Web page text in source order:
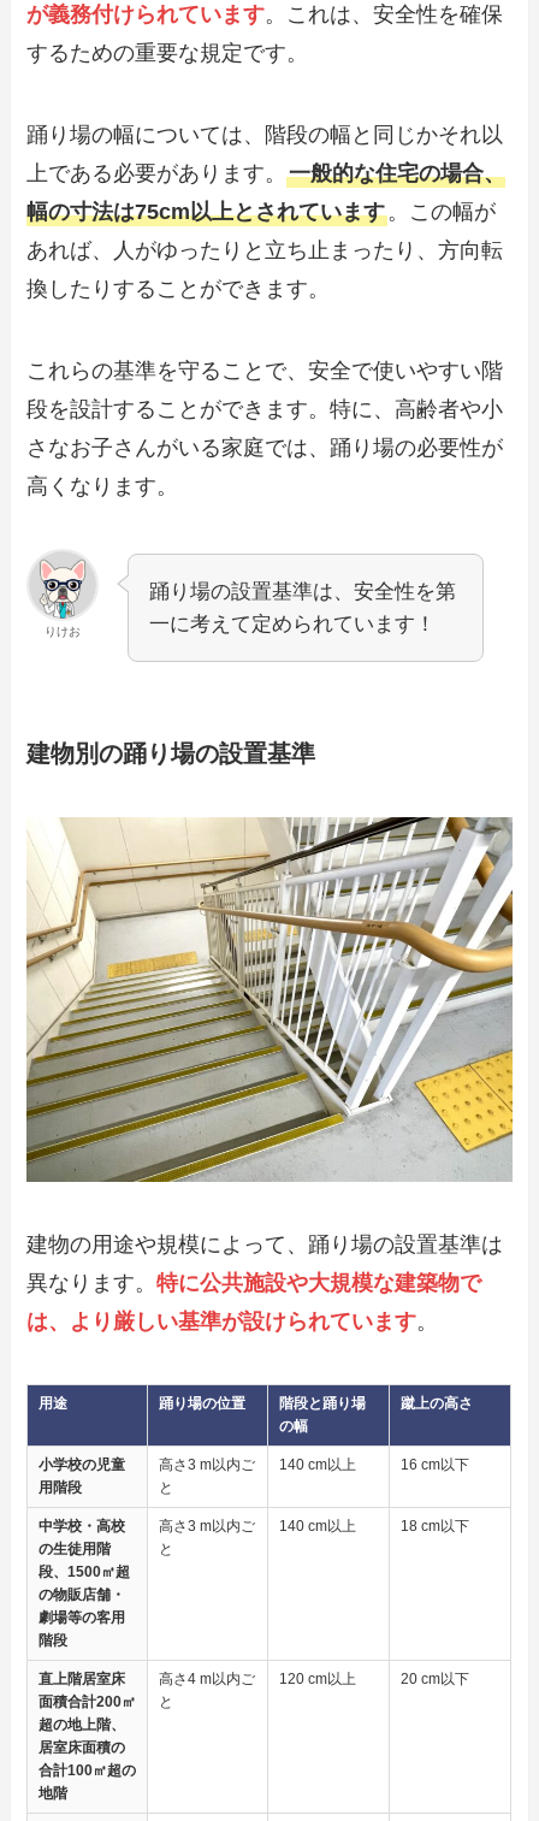
が義務付けられています。これは、安全性を確保
するための重要な規定です。
踊り場の幅については、階段の幅と同じかそれ以
上である必要があります。一般的な住宅の場合、
幅の寸法は75cm以上とされています。この幅が
あれば、人がゆったりと立ち止まったり、方向転
換したりすることができます。
これらの基準を守ることで、安全で使いやすい階
段を設計することができます。特に、高齢者や小
さなお子さんがいる家庭では、踊り場の必要性が
高くなります。
りけお
踊り場の設置基準は、安全性を第
一に考えて定められています！
建物別の踊り場の設置基準
建物の用途や規模によって、踊り場の設置基準は
異なります。特に公共施設や大規模な建築物で
は、より厳しい基準が設けられています。
用途 踊り場の位置
階段と踊り場
の幅
蹴上の高さ
小学校の児童
用階段
高さ3 m以内ご
と
140 cm以上 16 cm以下
中学校・高校
の生徒用階
段、1500㎡超
の物販店舗・
劇場等の客用
階段
高さ3 m以内ご
と
140 cm以上 18 cm以下
直上階居室床
面積合計200㎡
超の地上階、
居室床面積の
合計100㎡超の
地階
高さ4 m以内ご
と
120 cm以上 20 cm以下